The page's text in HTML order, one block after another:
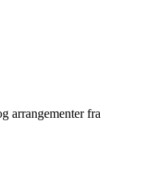
arrangementer fra